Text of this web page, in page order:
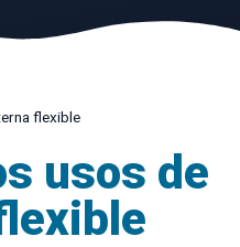
flexible
usos de